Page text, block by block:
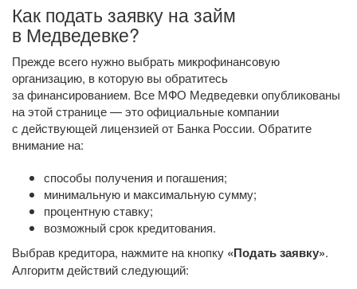
Как подать заявку на займ
в Медведевке?
Прежде всего нужно выбрать микрофинансовую
организацию, в которую вы обратитесь
за финансированием. Все МФО Медведевки опубликованы
на этой странице — это официальные компании
с действующей лицензией от Банка России. Обратите
внимание на:
способы получения и погашения;
минимальную и максимальную сумму;
процентную ставку;
возможный срок кредитования.
Выбрав кредитора, нажмите на кнопку «Подать заявку».
Алгоритм действий следующий: